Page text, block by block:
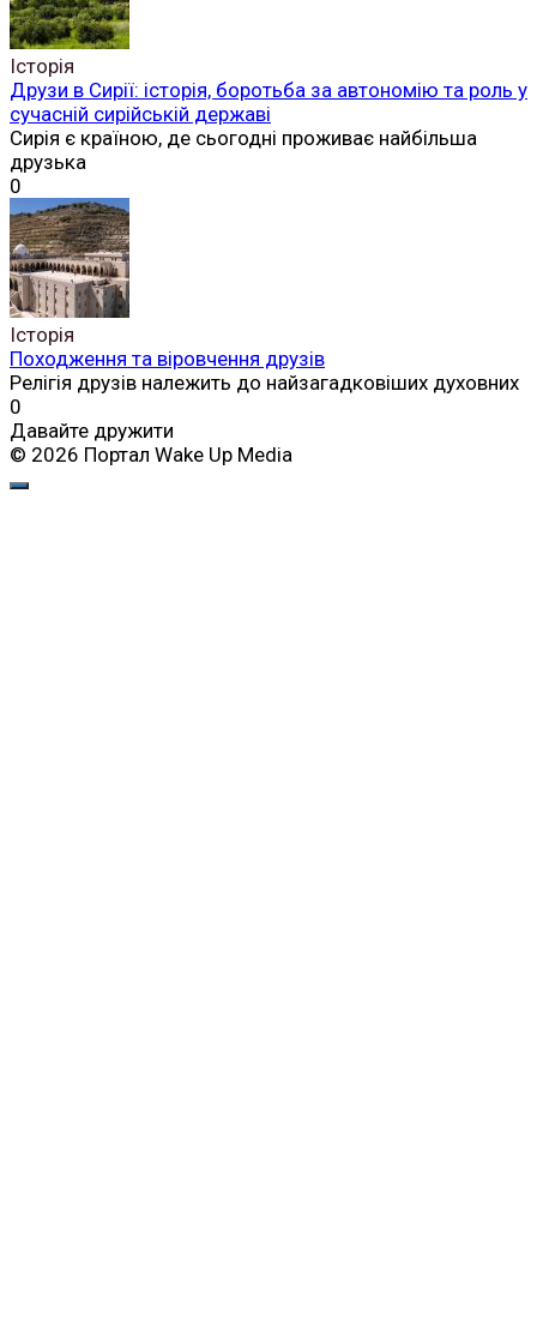
Історія
Друзи в Сирії: історія, боротьба за автономію та роль у
сучасній сирійській державі
Сирія є країною, де сьогодні проживає найбільша
друзька
0
Історія
Походження та віровчення друзів
Релігія друзів належить до найзагадковіших духовних
0
Давайте дружити
© 2026 Портал Wake Up Media